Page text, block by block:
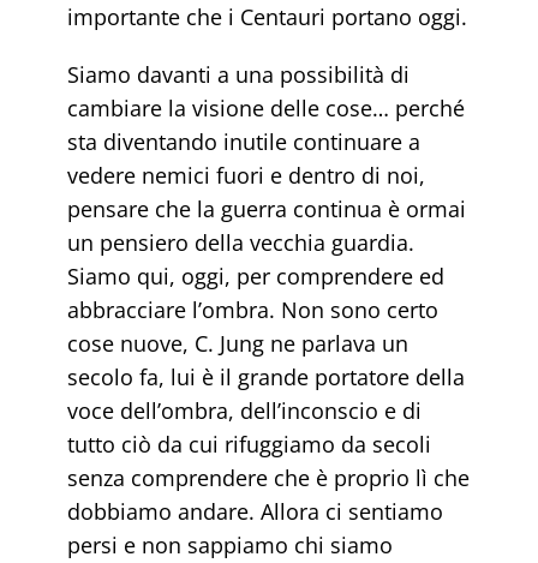
importante che i Centauri portano oggi.
Siamo davanti a una possibilità di
cambiare la visione delle cose… perché
sta diventando inutile continuare a
vedere nemici fuori e dentro di noi,
pensare che la guerra continua è ormai
un pensiero della vecchia guardia.
Siamo qui, oggi, per comprendere ed
abbracciare l’ombra. Non sono certo
cose nuove, C. Jung ne parlava un
secolo fa, lui è il grande portatore della
voce dell’ombra, dell’inconscio e di
tutto ciò da cui rifuggiamo da secoli
senza comprendere che è proprio lì che
dobbiamo andare. Allora ci sentiamo
persi e non sappiamo chi siamo